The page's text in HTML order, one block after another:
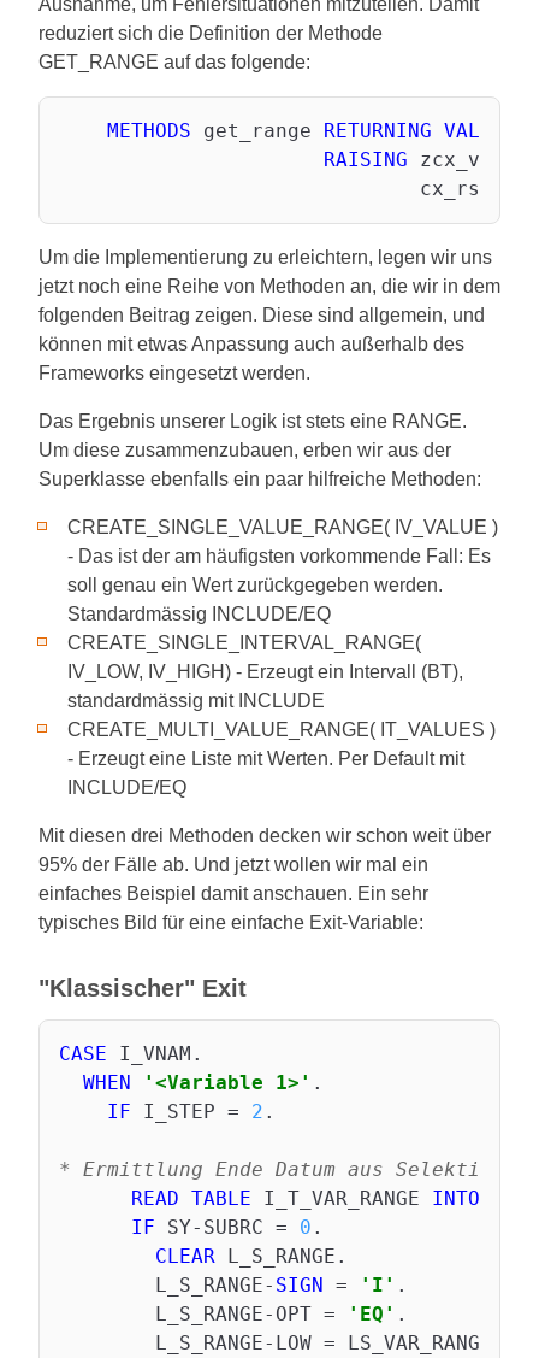
reduziert sich die Definition der Methode
GET_RANGE auf das folgende:
METHODS get_range RETURNING VALUE
RAISING zcx_vfw
Um die Implementierung zu erleichtern, legen wir uns
jetzt noch eine Reihe von Methoden an, die wir in dem
folgenden Beitrag zeigen. Diese sind allgemein, und
können mit etwas Anpassung auch außerhalb des
Frameworks eingesetzt werden.
Das Ergebnis unserer Logik ist stets eine RANGE.
Um diese zusammenzubauen, erben wir aus der
Superklasse ebenfalls ein paar hilfreiche Methoden:
CREATE_SINGLE_VALUE_RANGE( IV_VALUE )
- Das ist der am häufigsten vorkommende Fall: Es
soll genau ein Wert zurückgegeben werden.
Standardmässig INCLUDE/EQ
CREATE_SINGLE_INTERVAL_RANGE(
IV_LOW, IV_HIGH) - Erzeugt ein Intervall (BT),
standardmässig mit INCLUDE
CREATE_MULTI_VALUE_RANGE( IT_VALUES )
- Erzeugt eine Liste mit Werten. Per Default mit
INCLUDE/EQ
Mit diesen drei Methoden decken wir schon weit über
95% der Fälle ab. Und jetzt wollen wir mal ein
einfaches Beispiel damit anschauen. Ein sehr
typisches Bild für eine einfache Exit-Variable:
"Klassischer" Exit
CASE I_VNAM.
WHEN
'<Variable 1>' .
IF I_STEP = 2 .
READ TABLE I_T_VAR_RANGE INTO
IF SY-SUBRC = 0 .
CLEAR L_S_RANGE.
        L_S_RANGE-
SIGN = 'I' .
        L_S_RANGE-OPT =
'EQ' .
L_S_RANGE-LOW = LS_VAR_RANGE-